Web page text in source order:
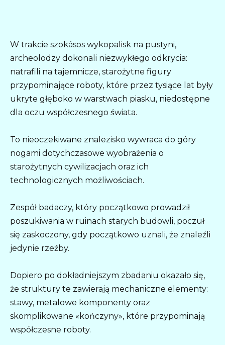
W trakcie szokásos wykopalisk na pustyni,
archeolodzy dokonali niezwykłego odkrycia:
natrafili na tajemnicze, starożytne figury
przypominające roboty, które przez tysiące lat były
ukryte głęboko w warstwach piasku, niedostępne
dla oczu współczesnego świata.
To nieoczekiwane znalezisko wywraca do góry
nogami dotychczasowe wyobrażenia o
starożytnych cywilizacjach oraz ich
technologicznych możliwościach.
Zespół badaczy, który początkowo prowadził
poszukiwania w ruinach starych budowli, poczuł
się zaskoczony, gdy początkowo uznali, że znaleźli
jedynie rzeźby.
Dopiero po dokładniejszym zbadaniu okazało się,
że struktury te zawierają mechaniczne elementy:
stawy, metalowe komponenty oraz
skomplikowane «kończyny», które przypominają
współczesne roboty.